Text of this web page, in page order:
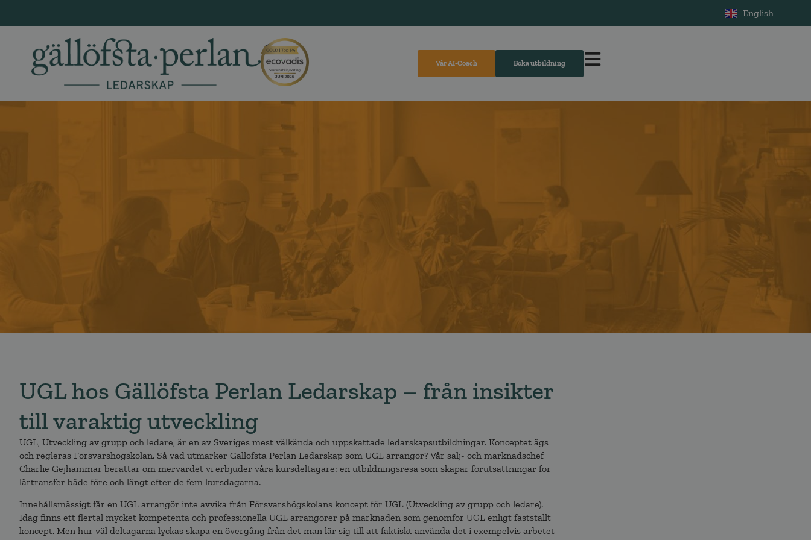
English
Vår AI-Coach Boka utbildning
UGL hos Gällöfsta Perlan Ledarskap – från insikter
till varaktig utveckling
UGL, Utveckling av grupp och ledare, är en av Sveriges mest välkända och uppskattade ledarskapsutbildningar. Konceptet ägs
och regleras Försvarshögskolan. Så vad utmärker Gällöfsta Perlan Ledarskap som UGL arrangör? Vår sälj- och marknadschef
Charlie Gejhammar berättar om mervärdet vi erbjuder våra kursdeltagare: en utbildningsresa som skapar förutsättningar för
lärtransfer både före och långt efter de fem kursdagarna.
Innehållsmässigt får en UGL arrangör inte avvika från Försvarshögskolans koncept för UGL (Utveckling av grupp och ledare).
Idag finns ett flertal mycket kompetenta och professionella UGL arrangörer på marknaden som genomför UGL enligt fastställt
koncept. Men hur väl deltagarna lyckas skapa en övergång från det man lär sig till att faktiskt använda det i exempelvis arbetet